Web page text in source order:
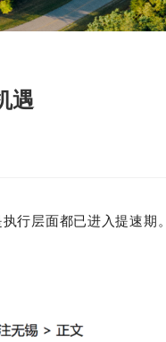
遇
行层面都已进入提速